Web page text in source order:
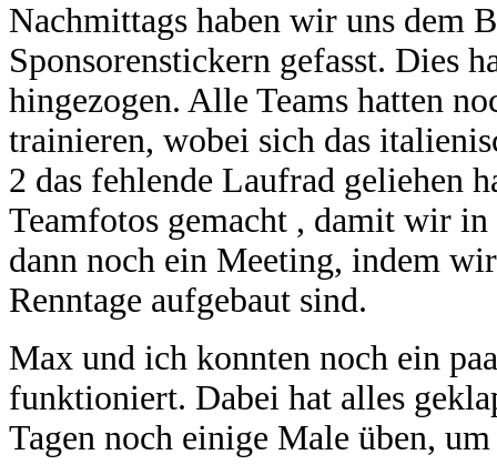
Nachmittags haben wir uns dem
Sponsorenstickern gefasst. Dies
hingezogen. Alle Teams hatten
trainieren, wobei sich das
2 das fehlende Laufrad geliehen
Teamfotos gemacht , damit wir in
dann noch ein Meeting, indem
Renntage aufgebaut sind.
Max und ich konnten noch ein
funktioniert. Dabei hat alles
Tagen noch einige Male üben,